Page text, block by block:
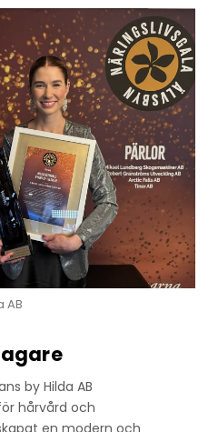
AB
by Hilda AB
hårvård och